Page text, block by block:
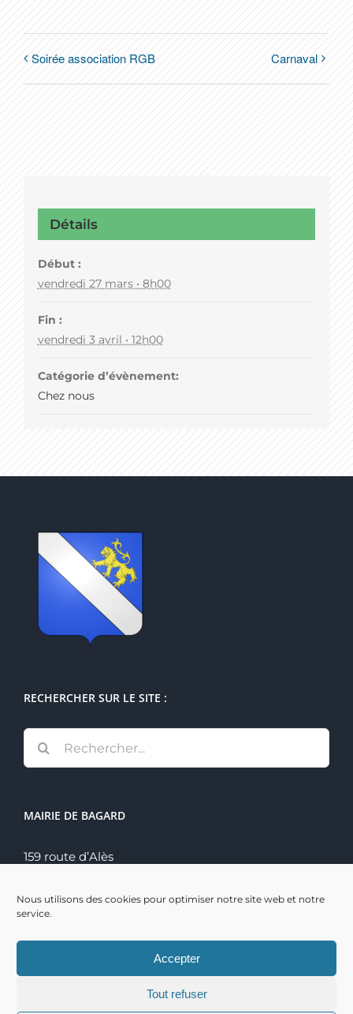
Nous utilisons des cookies pour optimiser notre site web et notre
service.
Accepter
Tout refuser
Soirée association RGB Carnaval
Détails
Début :
vendredi 27 mars • 8h00
Fin :
vendredi 3 avril • 12h00
Catégorie d’évènement:
Chez nous
RECHERCHER SUR LE SITE :
MAIRIE DE BAGARD
159 route d’Alès
Tél. : 04 66 60 70 22